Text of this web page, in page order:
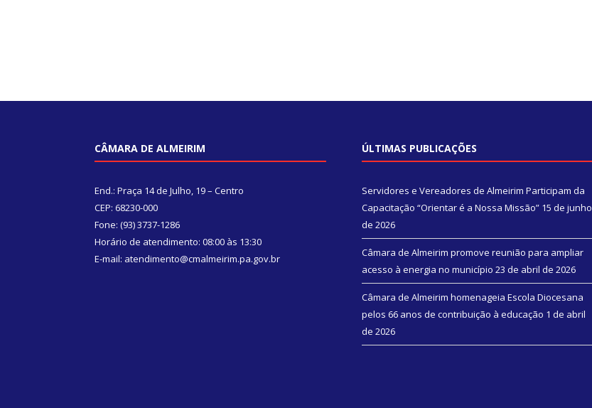
CÂMARA DE ALMEIRIM
End.: Praça 14 de Julho, 19 – Centro
CEP: 68230-000
Fone: (93) 3737-1286
Horário de atendimento: 08:00 às 13:30
E-mail: atendimento@cmalmeirim.pa.gov.br
ÚLTIMAS PUBLICAÇÕES
Servidores e Vereadores de Almeirim Participam da
Capacitação “Orientar é a Nossa Missão” 15 de junho
de 2026
Câmara de Almeirim promove reunião para ampliar
acesso à energia no município 23 de abril de 2026
Câmara de Almeirim homenageia Escola Diocesana
pelos 66 anos de contribuição à educação 1 de abril
de 2026